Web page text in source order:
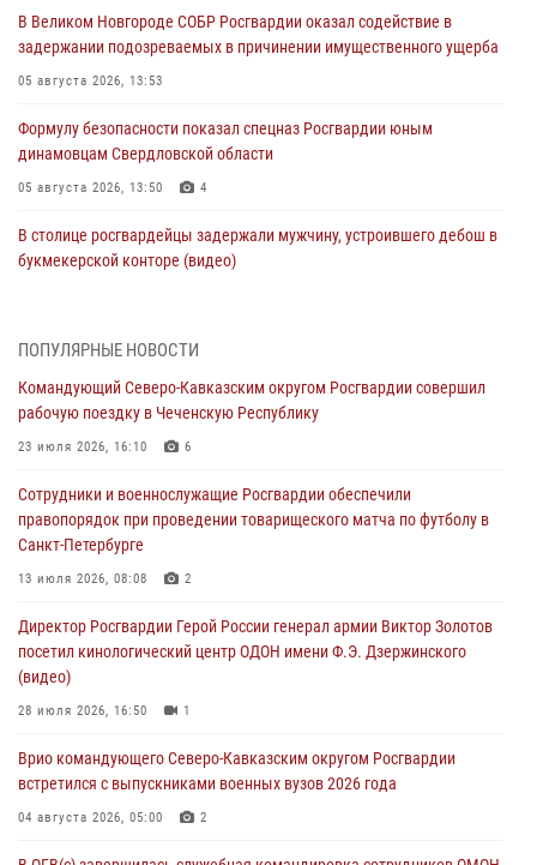
В Великом Новгороде СОБР Росгвардии оказал содействие в
задержании подозреваемых в причинении имущественного ущерба
05 августа 2026, 13:53
Формулу безопасности показал спецназ Росгвардии юным
динамовцам Свердловской области
05 августа 2026, 13:50 4
В столице росгвардейцы задержали мужчину, устроившего дебош в
букмекерской конторе (видео)
В Удмуртии при силовой поддержке спецназа Росгвардии
оздоровительных услуг (видео)
05 августа 2026, 13:20
посетили мастер-класс по художественной гимнастике
05 августа 2026, 13:00 3
Офицеры Росгвардии и ветераны войск правопорядка почтили
05 августа 2026, 12:40
Росгвардейцы приняли участие в акции «Волна памяти»,
посвящённой 83‑й годовщине освобождения Белгорода от
05 августа 2026, 12:13 1
ПОПУЛЯРНЫЕ НОВОСТИ
Командующий Северо-Кавказским округом Росгвардии совершил
рабочую поездку в Чеченскую Республику
23 июля 2026, 16:10 6
Сотрудники и военнослужащие Росгвардии обеспечили
правопорядок при проведении товарищеского матча по футболу в
Санкт-Петербурге
13 июля 2026, 08:08 2
Директор Росгвардии Герой России генерал армии Виктор Золотов
посетил кинологический центр ОДОН имени Ф.Э. Дзержинского
(видео)
28 июля 2026, 16:50 1
Врио командующего Северо-Кавказским округом Росгвардии
встретился с выпускниками военных вузов 2026 года
04 августа 2026, 05:00 2